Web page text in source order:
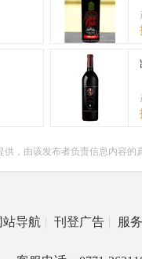
供，由该发布者负责信息内容
站导航 | 刊登广告 | 服